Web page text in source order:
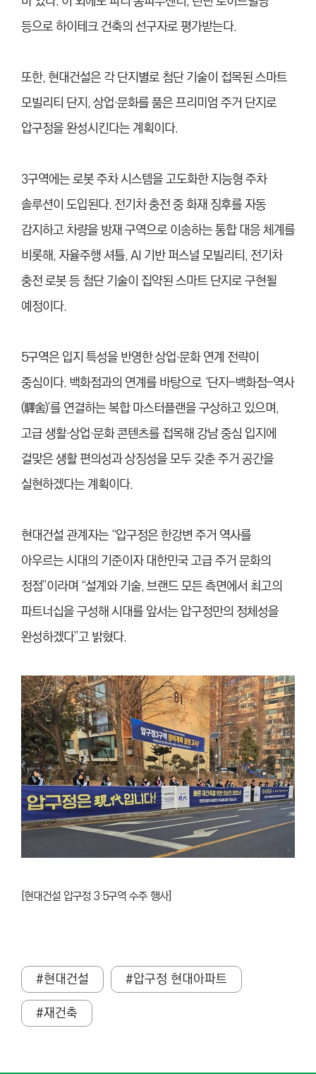
등으로 하이테크 건축의 선구자로 평가받는다.
또한, 현대건설은 각 단지별로 첨단 기술이 접목된 스마트
모빌리티 단지, 상업·문화를 품은 프리미엄 주거 단지로
압구정을 완성시킨다는 계획이다.
3구역에는 로봇 주차 시스템을 고도화한 지능형 주차
솔루션이 도입된다. 전기차 충전 중 화재 징후를 자동
감지하고 차량을 방재 구역으로 이송하는 통합 대응 체계를
비롯해, 자율주행 셔틀, AI 기반 퍼스널 모빌리티, 전기차
충전 로봇 등 첨단 기술이 집약된 스마트 단지로 구현될
예정이다.
5구역은 입지 특성을 반영한 상업·문화 연계 전략이
중심이다. 백화점과의 연계를 바탕으로 ‘단지–백화점–역사
(驛舍)’를 연결하는 복합 마스터플랜을 구상하고 있으며,
고급 생활·상업·문화 콘텐츠를 접목해 강남 중심 입지에
걸맞은 생활 편의성과 상징성을 모두 갖춘 주거 공간을
실현하겠다는 계획이다.
현대건설 관계자는 “압구정은 한강변 주거 역사를
아우르는 시대의 기준이자 대한민국 고급 주거 문화의
정점”이라며 “설계와 기술, 브랜드 모든 측면에서 최고의
파트너십을 구성해 시대를 앞서는 압구정만의 정체성을
완성하겠다”고 밝혔다.
[현대건설 압구정 3·5구역 수주 행사]
#현대건설
#압구정 현대아파트
#재건축